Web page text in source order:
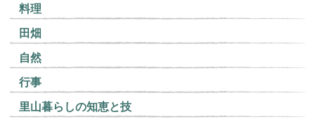
料理
田畑
自然
行事
里山暮らしの知恵と技